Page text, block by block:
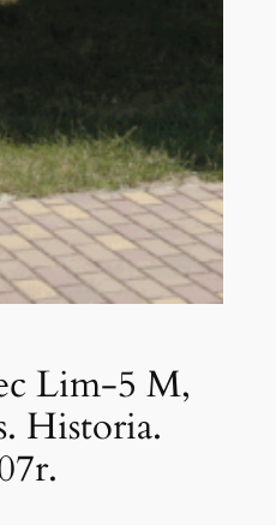
Lim-5 M,
Historia.